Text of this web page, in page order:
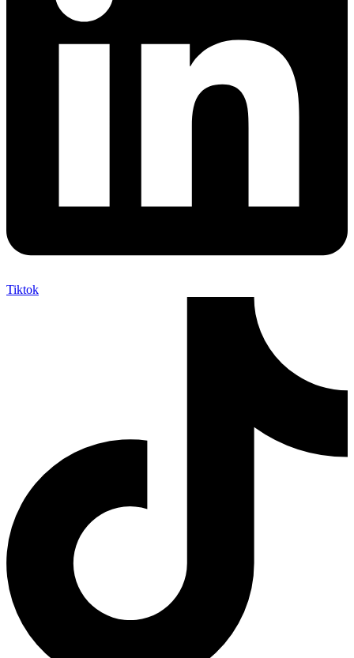
Tiktok